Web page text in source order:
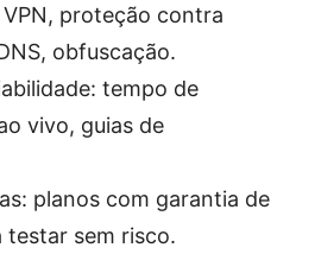
proteção contra
obfuscação.
tempo de
vivo, guias de
planos com garantia de
testar sem risco.